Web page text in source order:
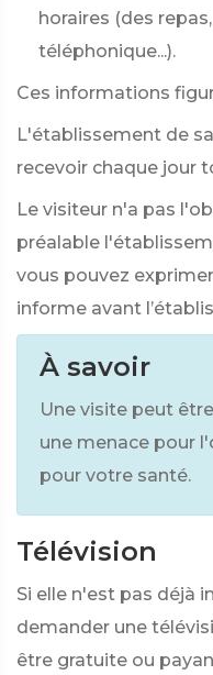
horaires (des
téléphonique...).
Ces informations
L'établissement de
recevoir chaque jour
Le visiteur n'a pas
préalable
vous pouvez
informe avant
À savoir
Une visite peut
une menace pour
pour votre santé.
Télévision
Si elle n'est pas déjà
demander une
être gratuite ou